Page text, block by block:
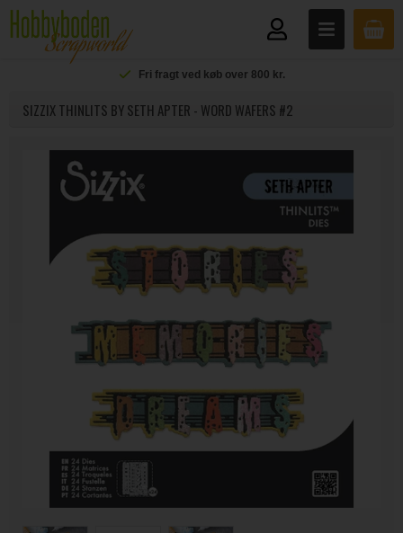
Fri fragt ved køb over 800 kr.
SIZZIX THINLITS BY SETH APTER - WORD WAFERS #2